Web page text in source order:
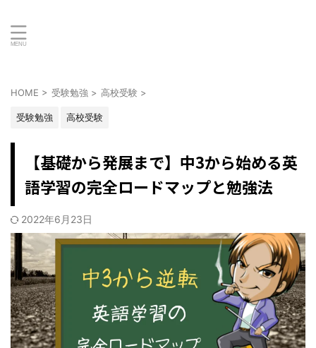
HOME > 受験勉強 > 高校受験 >
受験勉強 高校受験
【基礎から発展まで】中3から始める英
語学習の完全ロードマップと勉強法
2022年6月23日